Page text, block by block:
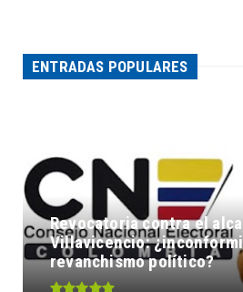
ENTRADAS POPULARES
Revocatoria contra el
Villavicencio:
revanchismo político?